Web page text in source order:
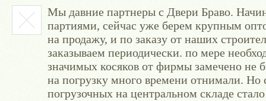
Мы давние партнеры с Двери Браво.
партиями, сейчас уже берем крупным
на продажу, и по заказу от наших
заказываем периодически. по мере
значимых косяков от фирмы замечено не
на погрузку много времени отнимали. Но
погрузочных на центральном складе